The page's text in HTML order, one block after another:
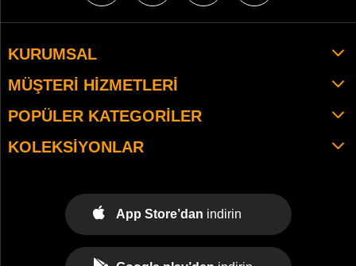
KURUMSAL
MÜŞTERI HIZMETLERI
POPÜLER KATEGORILER
KOLEKSIYONLAR
App Store’dan indirin